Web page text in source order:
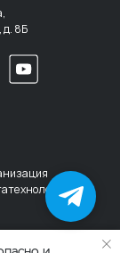
Всё о вузе
в чат-боте
д. 8Б